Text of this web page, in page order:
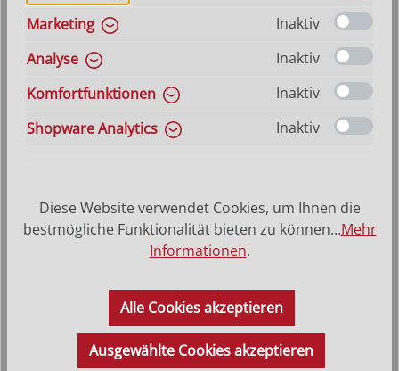
Familienstall Artis
Varianten ab55,00 €
Marketing
Inaktiv
Analyse
Inaktiv
Komfortfunktionen
Inaktiv
Shopware Analytics
Inaktiv
Diese Website verwendet Cookies, um Ihnen die
bestmögliche Funktionalität bieten zu können...Mehr
Informationen.
Alle Cookies akzeptieren
Ausgewählte Cookies akzeptieren